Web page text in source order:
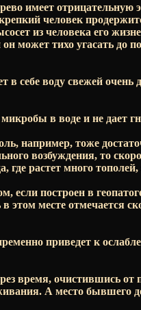
имеет отрицательную
человек
из человека его
может тихо угасать до
себе воду свежей очень
в воде и не дает
например, тоже
возбуждения, то
где растет много
если построен в
этом месте отмечается
приведет к
время, очистившись от
А место бывшего